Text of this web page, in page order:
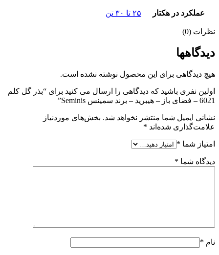
عملکرد در هکتار ۲۵ تا ۳۰ تن
نظرات (0)
دیدگاهها
هیچ دیدگاهی برای این محصول نوشته نشده است.
اولین نفری باشید که دیدگاهی را ارسال می کنید برای “بذر گل کلم
6021 – فضای باز – هیبرید – برند سمینس Seminis”
نشانی ایمیل شما منتشر نخواهد شد. بخش‌های موردنیاز
علامت‌گذاری شده‌اند *
امتیاز شما *
دیدگاه شما *
نام *